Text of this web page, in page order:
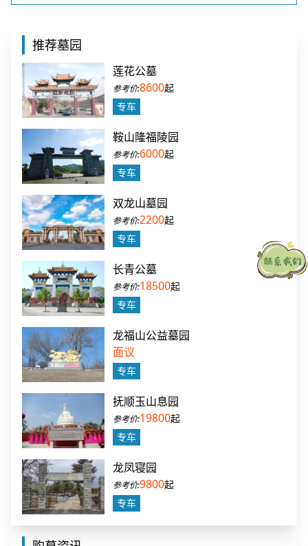
推荐墓园
莲花公墓
8600起
专车
鞍山隆福陵园
6000起
专车
双龙山墓园
2200起
专车
长青公墓
18500起
专车
龙福山公益墓园
面议
专车
抚顺玉山息园
19800起
专车
龙凤寝园
9800起
专车